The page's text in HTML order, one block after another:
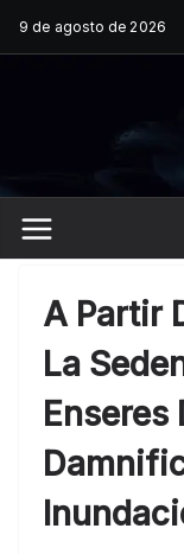
Saltar
al
9 de agosto de 2026
A Partir
La